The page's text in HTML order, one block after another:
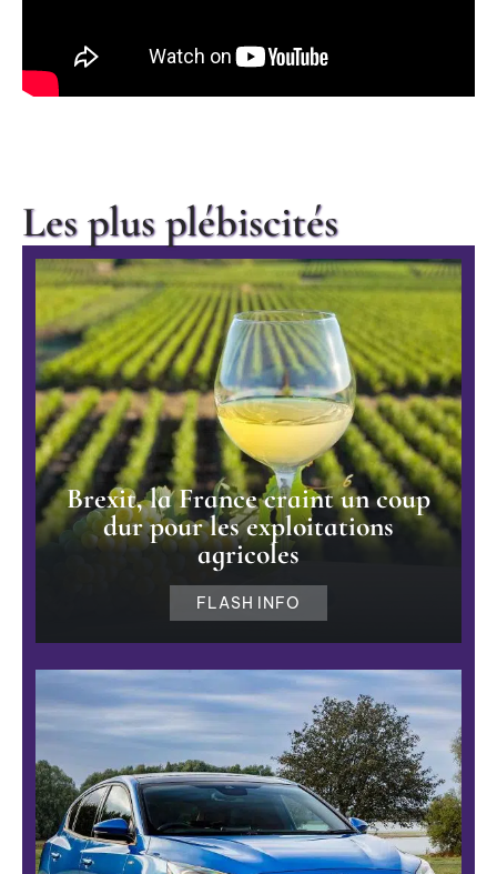
Les plus plébiscités
Brexit, la France craint un coup
dur pour les exploitations
agricoles
FLASH INFO